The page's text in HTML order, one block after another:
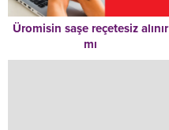
Üromisin saşe reçetesiz alınır
mı